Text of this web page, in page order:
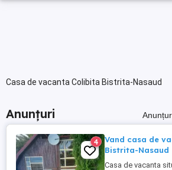
Casa de vacanta Colibita Bistrita-Nasaud
Anunțuri
4
Vand casa de
Bistrita-Nasaud
Casa de vacanta